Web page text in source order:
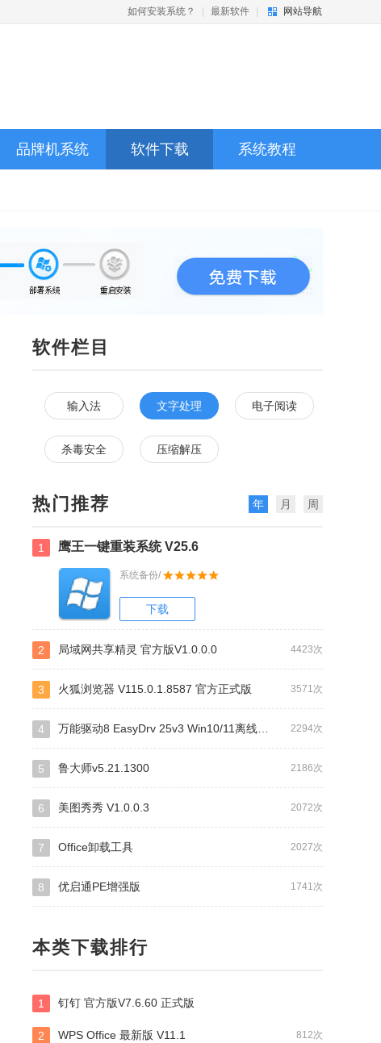
如何安装系统？ 最新软件 网站导航
品牌机系统 软件下载 系统教程
软件栏目
输入法 文字处理 电子阅读
杀毒安全 压缩解压
热门推荐 年 月 周
1 鹰王一键重装系统 V25.6
系统备份/
下载
4423次
2 局域网共享精灵 官方版V1.0.0.0
3571次
3 火狐浏览器 V115.0.1.8587 官方正式版
2294次
4 万能驱动8 EasyDrv 25v3 Win10/11离线驱动包
2186次
5 鲁大师v5.21.1300
2072次
6 美图秀秀 V1.0.0.3
2027次
7 Office卸载工具
1741次
8 优启通PE增强版
本类下载排行
1 钉钉 官方版V7.6.60 正式版
812次
2 WPS Office 最新版 V11.1